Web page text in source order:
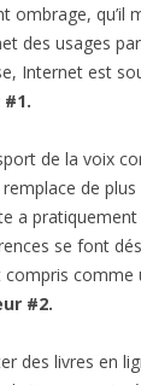
ombrage, qu’il
des usages
Internet est
#1.
de la voix
de plus
a pratiquement
se font
comme
#2.
des livres en